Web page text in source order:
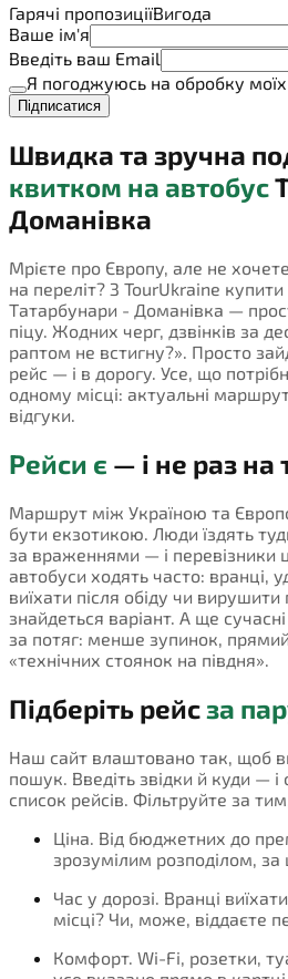
Гарячі пропозиціїВигода
Ваше ім'я
Введіть ваш Email
Я погоджуюсь на обробку моїх
Підписатися
Швидка та зручна
квитком на автобус
Доманівка
Мрієте про Європу, але не
на переліт? З TourUkraine
Татарбунари - Доманівка —
піцу. Жодних черг, дзвінків за
раптом не встигну?». Просто
рейс — і в дорогу. Усе, що
одному місці: актуальні
відгуки.
Рейси є — і не раз
Маршрут між Україною та
бути екзотикою. Люди їздять
за враженнями — і перевізники
автобуси ходять часто: вранці,
виїхати після обіду чи вирушити
знайдеться варіант. А ще
за потяг: менше зупинок,
«технічних стоянок на півдня».
Підберіть рейсза
Наш сайт влаштовано так, щоб
пошук. Введіть звідки й куди —
список рейсів. Фільтруйте за
Ціна. Від бюджетних до
зрозумілим розподілом,
Час у дорозі. Вранці
місці? Чи, може, віддаєте
Комфорт. Wi-Fi, розетки,